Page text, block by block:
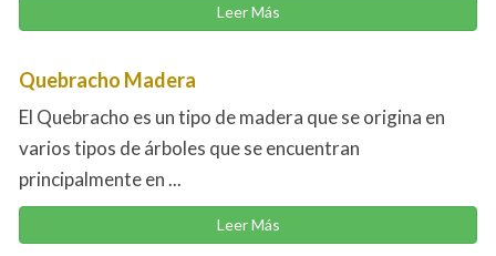
Leer Más
Quebracho Madera
El Quebracho es un tipo de madera que se origina en
varios tipos de árboles que se encuentran
principalmente en ...
Leer Más